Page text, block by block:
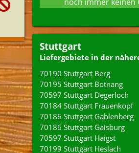
Stuttgart
Liefergebiete in der
70190 Stuttgart Berg
70195 Stuttgart Botnang
70597 Stuttgart Degerloch
70184 Stuttgart Frauenkopf
70186 Stuttgart Gablenberg
70186 Stuttgart Gaisburg
70597 Stuttgart Haigst
70199 Stuttgart Heslach